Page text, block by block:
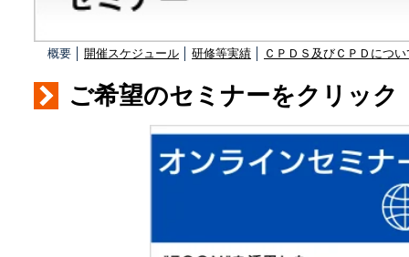
概要 │ 開催スケジュール 研修等実績 ＣＰＤＳ及びＣＰＤにつ
ご希望のセミナーをクリック